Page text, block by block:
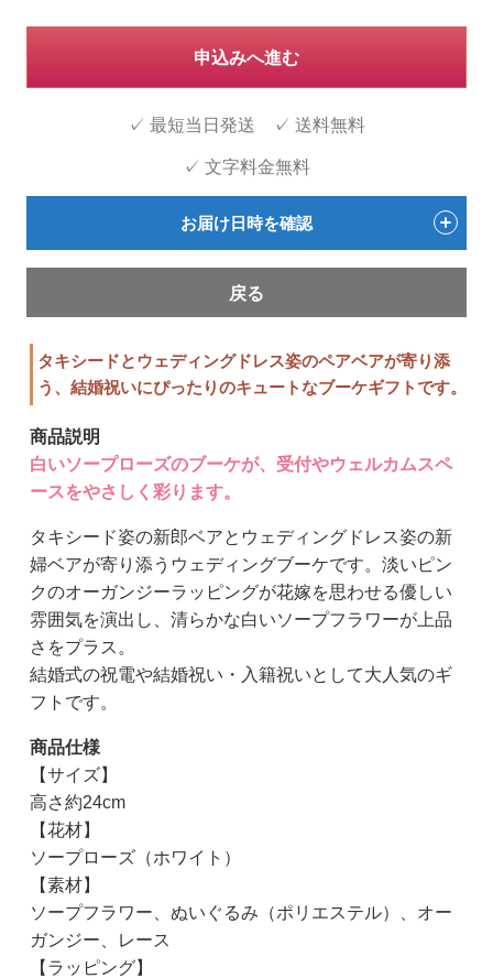
タキシードとウェディングドレス姿のペアベアが寄り添
う、結婚祝いにぴったりのキュートなブーケギフトです。
商品説明
白いソープローズのブーケが、受付やウェルカムスペ
ースをやさしく彩ります。
タキシード姿の新郎ベアとウェディングドレス姿の新
婦ベアが寄り添うウェディングブーケです。淡いピン
クのオーガンジーラッピングが花嫁を思わせる優しい
雰囲気を演出し、清らかな白いソープフラワーが上品
さをプラス。
結婚式の祝電や結婚祝い・入籍祝いとして大人気のギ
フトです。
商品仕様
【サイズ】
高さ約24cm
【花材】
ソープローズ（ホワイト）
【素材】
ソープフラワー、ぬいぐるみ（ポリエステル）、オー
ガンジー、レース
【ラッピング】
申込みへ進む
✓ 最短当日発送 ✓ 送料無料
✓ 文字料金無料
お届け日時を確認
戻る